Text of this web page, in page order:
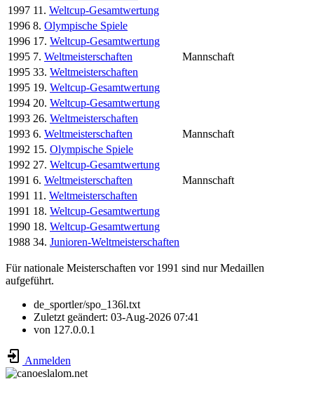
1997 11. Weltcup-Gesamtwertung
1996 8. Olympische Spiele
1996 17. Weltcup-Gesamtwertung
1995 7. Weltmeisterschaften
Mannschaft
1995 33. Weltmeisterschaften
1995 19. Weltcup-Gesamtwertung
1994 20. Weltcup-Gesamtwertung
1993 26. Weltmeisterschaften
1993 6. Weltmeisterschaften
Mannschaft
1992 15. Olympische Spiele
1992 27. Weltcup-Gesamtwertung
1991 6. Weltmeisterschaften
Mannschaft
1991 11. Weltmeisterschaften
1991 18. Weltcup-Gesamtwertung
1990 18. Weltcup-Gesamtwertung
1988 34. Junioren-Weltmeisterschaften
Für nationale Meisterschaften vor 1991 sind nur Medaillen
aufgeführt.
de_sportler/spo_136l.txt
Zuletzt geändert: 03-Aug-2026 07:41
von 127.0.0.1
Anmelden